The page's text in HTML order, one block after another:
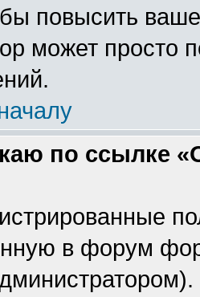
повысить
может просто
по ссылке
в форум